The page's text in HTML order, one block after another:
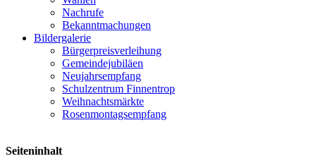
Nachrufe
Bekanntmachungen
Bildergalerie
Bürgerpreisverleihung
Gemeindejubiläen
Neujahrsempfang
Schulzentrum Finnentrop
Weihnachtsmärkte
Rosenmontagsempfang
Seiteninhalt